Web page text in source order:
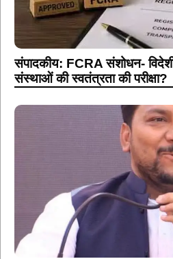
संपादकीय: FCRA संशोधन-
संस्थाओं की स्वतंत्रता की परीक्षा?